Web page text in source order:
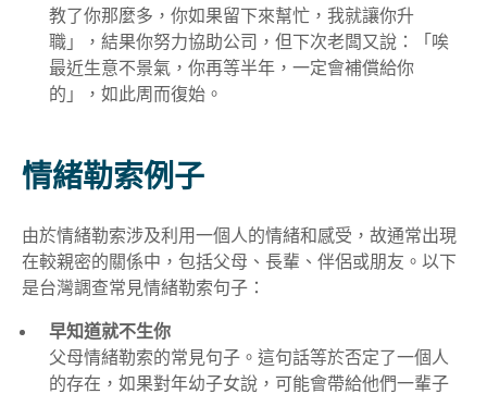
教了你那麼多，你如果留下來幫忙，我就讓你升
職」，結果你努力協助公司，但下次老闆又說：「唉
最近生意不景氣，你再等半年，一定會補償給你
的」，如此周而復始。
情緒勒索例子
由於情緒勒索涉及利用一個人的情緒和感受，故通常出現
在較親密的關係中，包括父母、長輩、伴侶或朋友。以下
是台灣調查常見情緒勒索句子：
早知道就不生你
父母情緒勒索的常見句子。這句話等於否定了一個人
的存在，如果對年幼子女說，可能會帶給他們一輩子